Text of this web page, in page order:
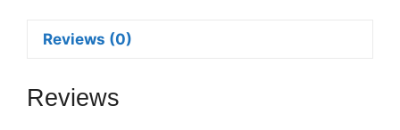
Reviews (0)
Reviews